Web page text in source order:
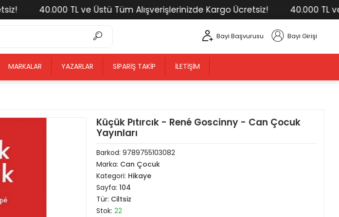
40.000 TL ve Üstü Tüm Alışverişlerinizde Kargo Ücretsiz! 40.000 TL ve
Bayi Başvurusu Bayi Girişi
MARKALAR YAZARLAR SIPARIŞ TAKIP İLETIŞIM
Küçük Pıtırcık - René Goscinny - Can Çocuk
Yayınları
Barkod: 9789755103082
Marka: Can Çocuk
Kategori: Hikaye
Sayfa: 104
Tür: Ciltsiz
Stok: 22